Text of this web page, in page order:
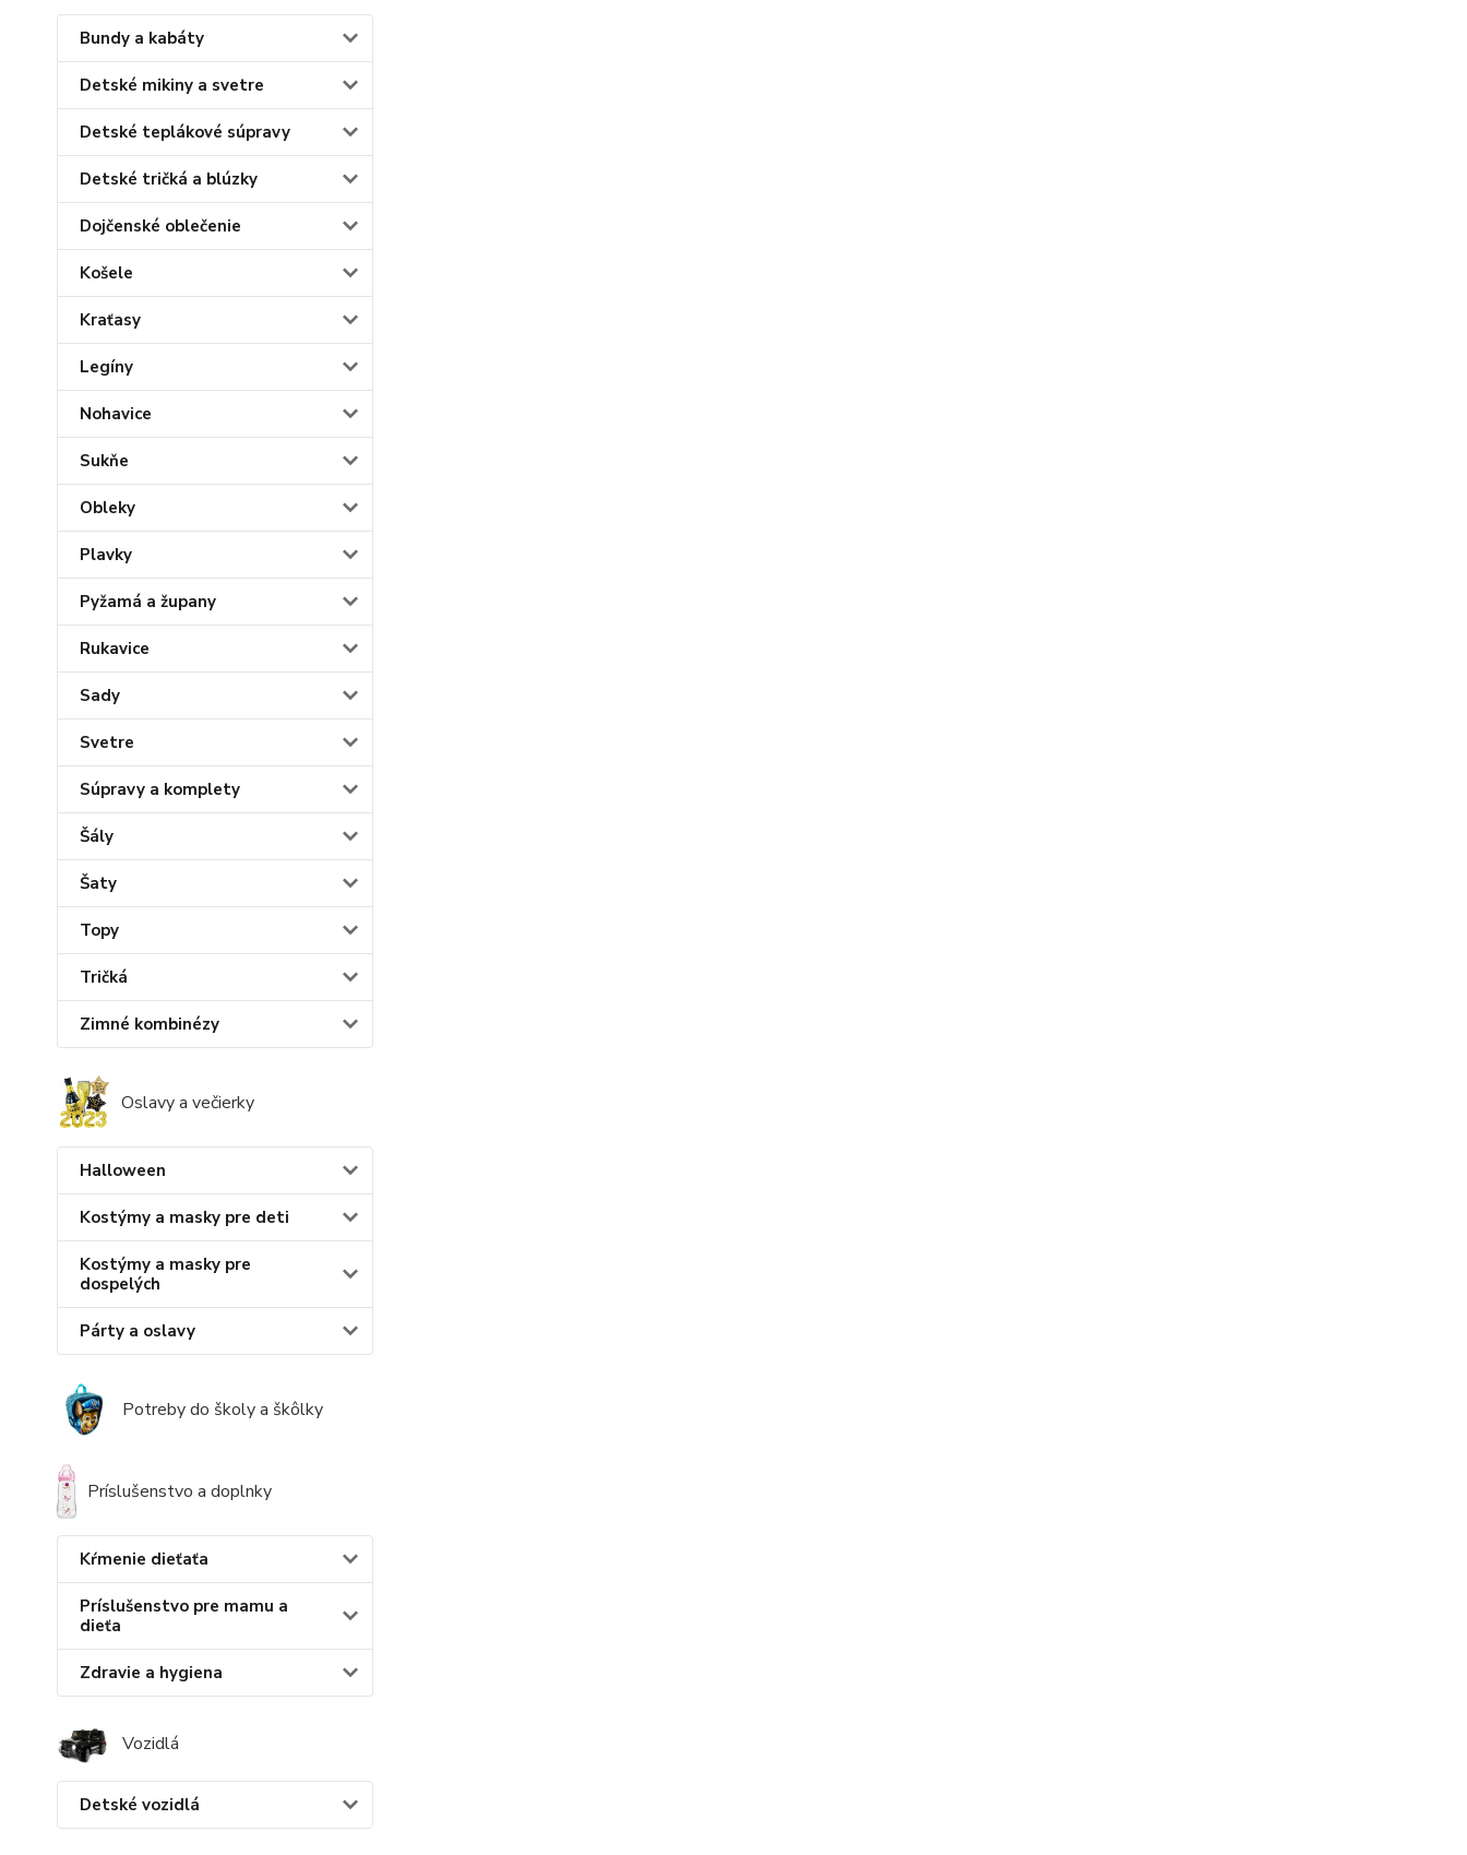
Bundy a kabáty
Detské mikiny a svetre
Detské teplákové súpravy
Detské tričká a blúzky
Dojčenské oblečenie
Košele
Kraťasy
Legíny
Nohavice
Sukňe
Obleky
Plavky
Pyžamá a župany
Rukavice
Sady
Svetre
Súpravy a komplety
Šály
Šaty
Topy
Tričká
Zimné kombinézy
Oslavy a večierky
Halloween
Kostýmy a masky pre deti
Kostýmy a masky pre
dospelých
Párty a oslavy
Potreby do školy a škôlky
Príslušenstvo a doplnky
Kŕmenie dieťaťa
Príslušenstvo pre mamu a
dieťa
Zdravie a hygiena
Vozidlá
Detské vozidlá